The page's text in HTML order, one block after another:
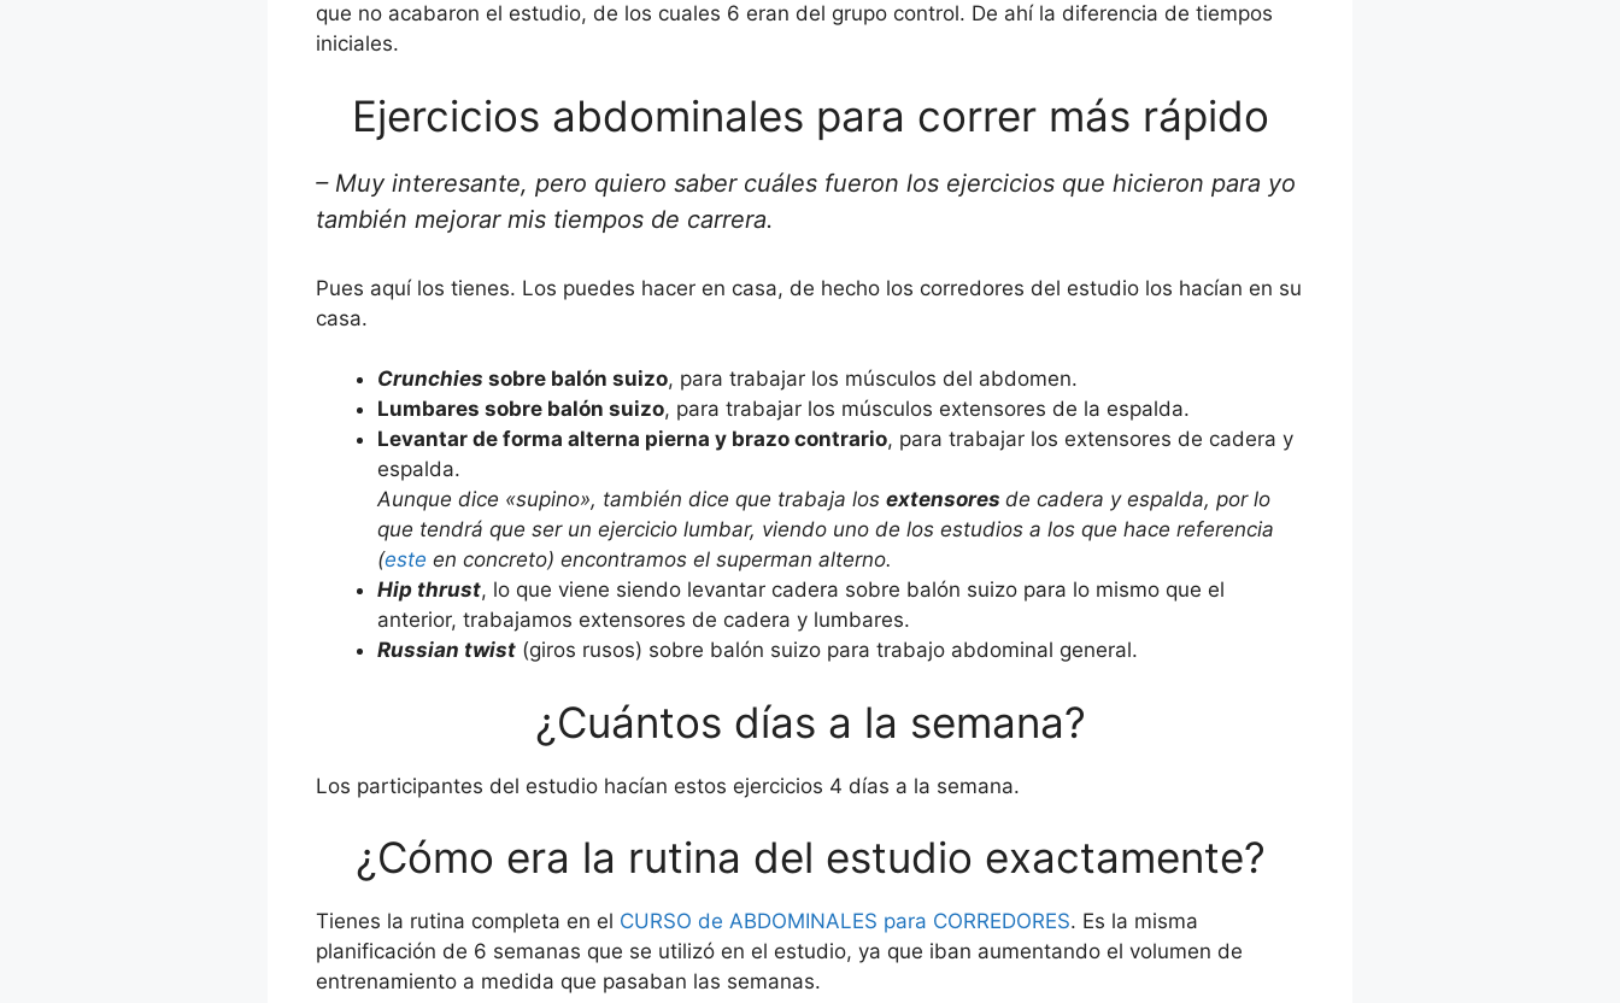
que no acabaron el estudio, de los cuales 6 eran del grupo control. De ahí la diferencia de tiempos
iniciales.
Ejercicios abdominales para correr más rápido
– Muy interesante, pero quiero saber cuáles fueron los ejercicios que hicieron para yo
también mejorar mis tiempos de carrera.
Pues aquí los tienes. Los puedes hacer en casa, de hecho los corredores del estudio los hacían en su
casa.
Crunchies sobre balón suizo, para trabajar los músculos del abdomen.
Lumbares sobre balón suizo, para trabajar los músculos extensores de la espalda.
Levantar de forma alterna pierna y brazo contrario, para trabajar los extensores de cadera y
espalda.
Aunque dice «supino», también dice que trabaja los extensores de cadera y espalda, por lo
que tendrá que ser un ejercicio lumbar, viendo uno de los estudios a los que hace referencia
(este en concreto) encontramos el superman alterno.
Hip thrust, lo que viene siendo levantar cadera sobre balón suizo para lo mismo que el
anterior, trabajamos extensores de cadera y lumbares.
Russian twist (giros rusos) sobre balón suizo para trabajo abdominal general.
¿Cuántos días a la semana?
Los participantes del estudio hacían estos ejercicios 4 días a la semana.
¿Cómo era la rutina del estudio exactamente?
Tienes la rutina completa en el CURSO de ABDOMINALES para CORREDORES. Es la misma
planificación de 6 semanas que se utilizó en el estudio, ya que iban aumentando el volumen de
entrenamiento a medida que pasaban las semanas.